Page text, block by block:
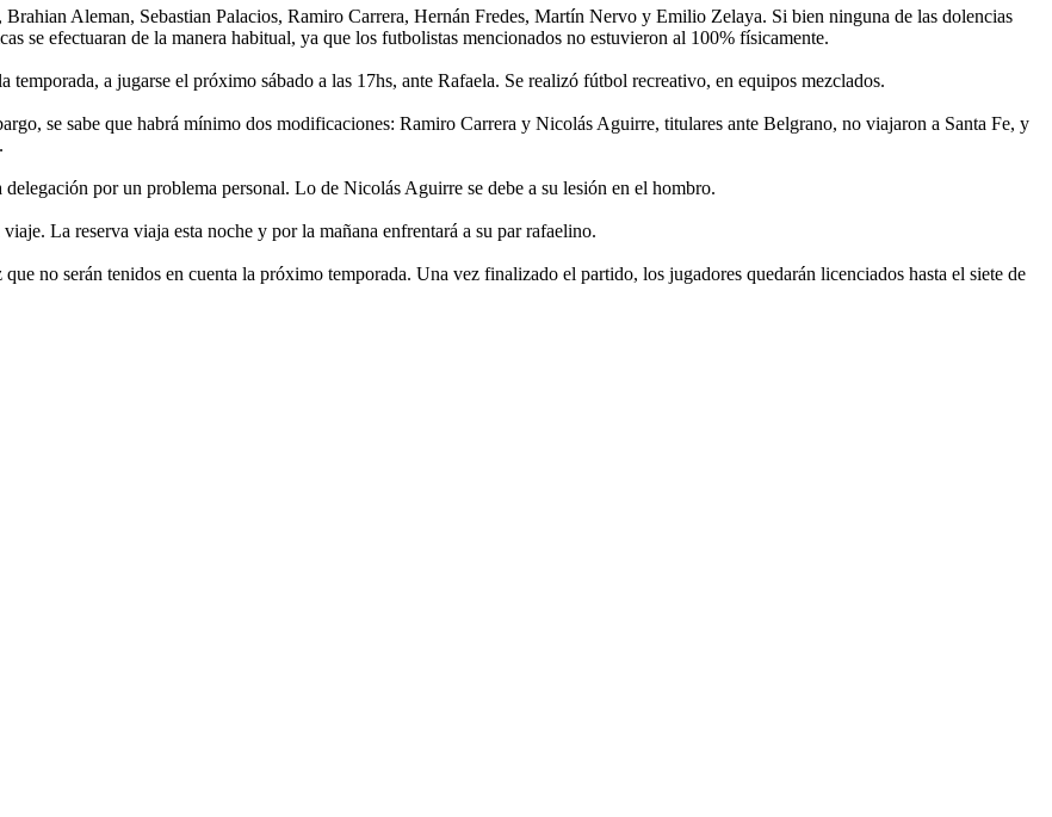
Aleman, Sebastian Palacios, Ramiro Carrera, Hernán Fredes, Martín Nervo y Emilio Zelaya. Si bien ninguna de las dolencias
se efectuaran de la manera habitual, ya que los futbolistas mencionados no estuvieron al 100% físicamente.
a jugarse el próximo sábado a las 17hs, ante Rafaela. Se realizó fútbol recreativo, en equipos mezclados.
se sabe que habrá mínimo dos modificaciones: Ramiro Carrera y Nicolás Aguirre, titulares ante Belgrano, no viajaron a Santa Fe, y
por un problema personal. Lo de Nicolás Aguirre se debe a su lesión en el hombro.
La reserva viaja esta noche y por la mañana enfrentará a su par rafaelino.
no serán tenidos en cuenta la próximo temporada. Una vez finalizado el partido, los jugadores quedarán licenciados hasta el siete de